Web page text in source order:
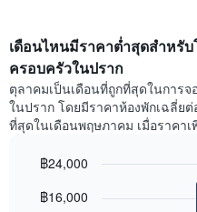
เดือนไหนมีราคาต่ำสุดสำหรั
ครอบครัวในปราก
ตุลาคมเป็นเดือนที่ถูกที่สุดในการ
ในปราก โดยมีราคาห้องพักเฉลี่ย
ที่สุดในเดือนพฤษภาคม เมื่อราค
chart
graphic.
฿16,000
฿24,000